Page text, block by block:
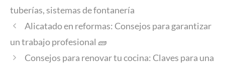
tuberías, sistemas de fontanería
Alicatado en reformas: Consejos para garantizar
un trabajo profesional 🧱
Consejos para renovar tu cocina: Claves para una